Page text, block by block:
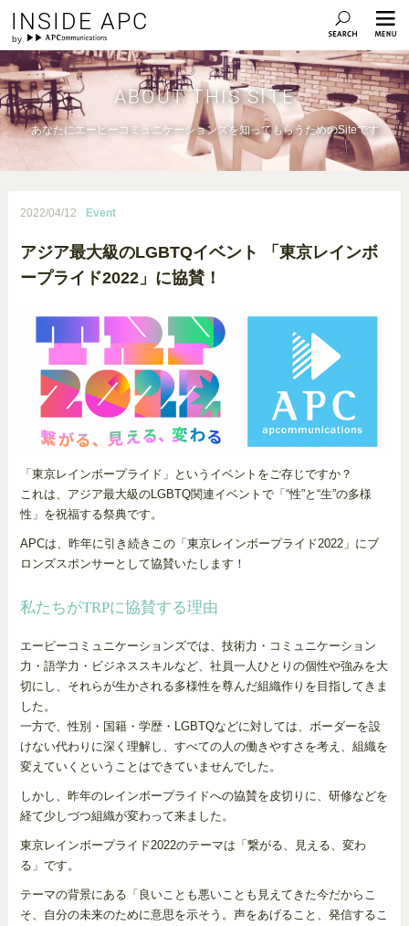
INSIDE APC
ABOUT THIS SITE
あなたにエーピーコミュニケーションズを知ってもらうためのSiteです
2022/04/12 Event
アジア最大級のLGBTQイベント 「東京レインボ
ープライド2022」に協賛！
「東京レインボープライド」というイベントをご存じですか？
これは、アジア最大級のLGBTQ関連イベントで「“性”と“生”の多様
性」を祝福する祭典です。
APCは、昨年に引き続きこの「東京レインボープライド2022」にブ
ロンズスポンサーとして協賛いたします！
私たちがTRPに協賛する理由
エーピーコミュニケーションズでは、技術力・コミュニケーション
力・語学力・ビジネススキルなど、社員一人ひとりの個性や強みを大
切にし、それらが生かされる多様性を尊んだ組織作りを目指してきま
した。
一方で、性別・国籍・学歴・LGBTQなどに対しては、ボーダーを設
けない代わりに深く理解し、すべての人の働きやすさを考え、組織を
変えていくということはできていませんでした。
しかし、昨年のレインボープライドへの協賛を皮切りに、研修などを
経て少しづつ組織が変わって来ました。
東京レインボープライド2022のテーマは「繋がる、見える、変わ
る」です。
テーマの背景にある「良いことも悪いことも見えてきた今だからこ
そ、自分の未来のために意思を示そう。声をあげること、発信するこ